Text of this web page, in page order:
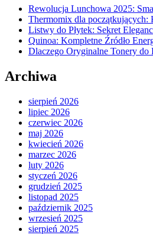
Rewolucja Lunchowa 2025:
Thermomix dla początkujących:
Listwy do Płytek: Sekret
Quinoa: Kompletne Źródło
Dlaczego Oryginalne Tonery
Archiwa
sierpień 2026
lipiec 2026
czerwiec 2026
maj 2026
kwiecień 2026
marzec 2026
luty 2026
styczeń 2026
grudzień 2025
listopad 2025
październik 2025
wrzesień 2025
sierpień 2025